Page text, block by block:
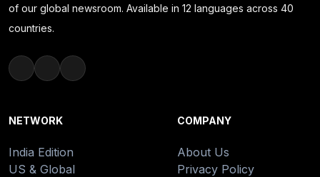
of our global newsroom. Available in 12 languages across 40
countries.
NETWORK
India Edition
US & Global
COMPANY
About Us
Privacy Policy